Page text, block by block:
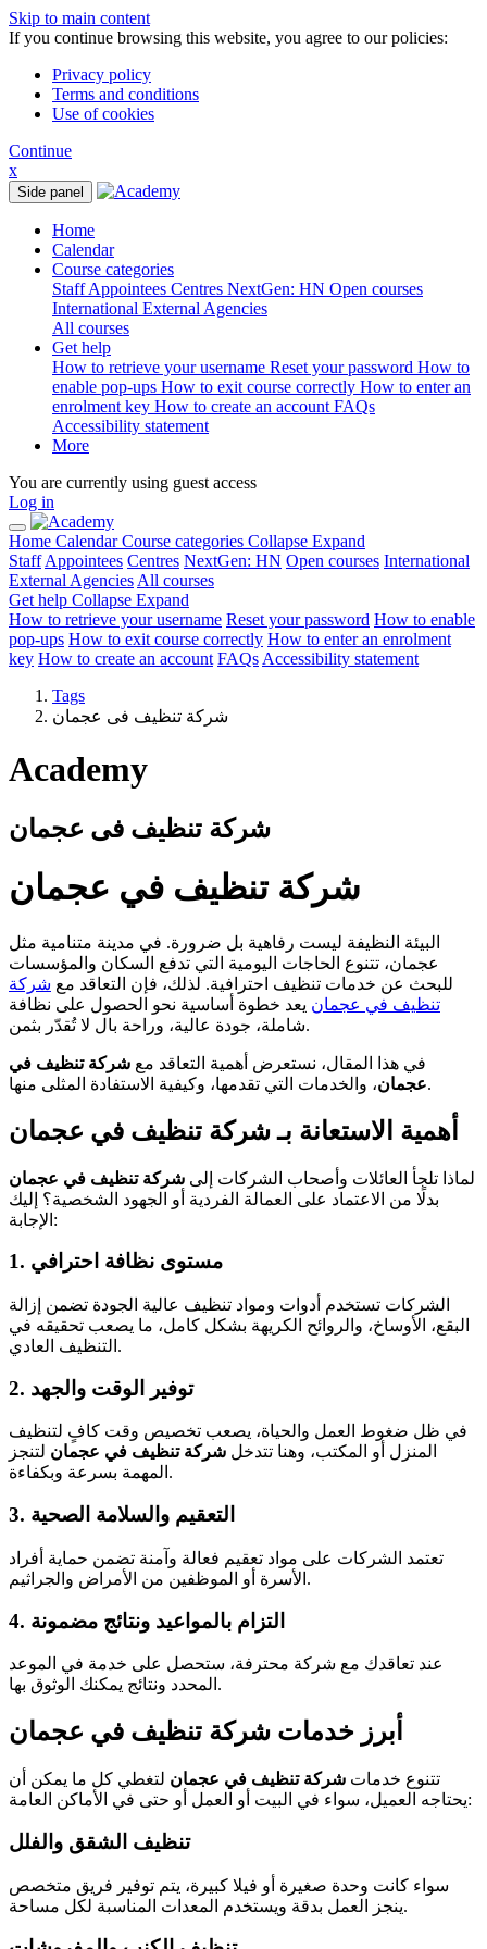
Skip to main content
If you continue browsing this website, you agree to our policies:
Privacy policy
Terms and conditions
Use of cookies
Continue
x
Side panel
Home
Calendar
Course categories
StaffAppointees Centres NextGen: HN Open courses
International External Agencies
All courses
Get help
How to retrieve your username Reset your password How to
enable pop-ups How to exit course correctly How to enter an
enrolment key How to create an account FAQs
Accessibility statement
More
You are currently using guest access
Log in
Home CalendarCourse categories Collapse Expand
Staff Appointees Centres NextGen: HN Open courses International
External Agencies All courses
Get help Collapse Expand
How to retrieve your username Reset your password How to enable
pop-ups How to exit course correctly How to enter an enrolment
key How to create an account FAQs Accessibility statement
Tags
شركة تنظيف فى عجمان
Academy
شركة تنظيف فى عجمان
شركة تنظيف في عجمان
البيئة النظيفة ليست رفاهية بل ضرورة. في مدينة متنامية مثل
عجمان، تتنوع الحاجات اليومية التي تدفع السكان والمؤسسات
للبحث عن خدمات تنظيف احترافية. لذلك، فإن التعاقد مع شركة
تنظيف في عجمان يعد خطوة أساسية نحو الحصول على نظافة
شاملة، جودة عالية، وراحة بال لا تُقدّر بثمن.
في هذا المقال، نستعرض أهمية التعاقد مع شركة تنظيف في
عجمان، والخدمات التي تقدمها، وكيفية الاستفادة المثلى منها.
أهمية الاستعانة بـ شركة تنظيف في عجمان
لماذا تلجأ العائلات وأصحاب الشركات إلى شركة تنظيف في عجمان
بدلًا من الاعتماد على العمالة الفردية أو الجهود الشخصية؟ إليك
الإجابة:
1. مستوى نظافة احترافي
الشركات تستخدم أدوات ومواد تنظيف عالية الجودة تضمن إزالة
البقع، الأوساخ، والروائح الكريهة بشكل كامل، ما يصعب تحقيقه في
التنظيف العادي.
2. توفير الوقت والجهد
في ظل ضغوط العمل والحياة، يصعب تخصيص وقت كافٍ لتنظيف
المنزل أو المكتب، وهنا تتدخل شركة تنظيف في عجمان لتنجز
المهمة بسرعة وبكفاءة.
3. التعقيم والسلامة الصحية
تعتمد الشركات على مواد تعقيم فعالة وآمنة تضمن حماية أفراد
الأسرة أو الموظفين من الأمراض والجراثيم.
4. التزام بالمواعيد ونتائج مضمونة
عند تعاقدك مع شركة محترفة، ستحصل على خدمة في الموعد
المحدد ونتائج يمكنك الوثوق بها.
أبرز خدمات شركة تنظيف في عجمان
تتنوع خدمات شركة تنظيف في عجمان لتغطي كل ما يمكن أن
يحتاجه العميل، سواء في البيت أو العمل أو حتى في الأماكن العامة:
تنظيف الشقق والفلل
سواء كانت وحدة صغيرة أو فيلا كبيرة، يتم توفير فريق متخصص
ينجز العمل بدقة ويستخدم المعدات المناسبة لكل مساحة.